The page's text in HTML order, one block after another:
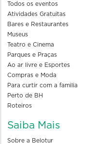
Todos os eventos
Atividades Gratuitas
Bares e Restaurantes
Museus
Teatro e Cinema
Parques e Praças
Ao ar livre e Esportes
Compras e Moda
Para curtir com a familia
Perto de BH
Roteiros
Saiba Mais
Sobre a Belotur